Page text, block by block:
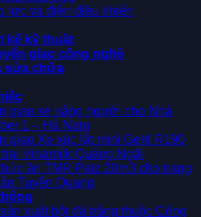
lực và điện điều khiển
kế kỹ thuật
giao công nghệ
sửa chữa
giao xe nâng người cho Nhà
1 – Hà Nam
giao Xe xúc lật mini Gehl R190
Vinamilk Quảng Ngãi
ăn TMR Patz 20m3 cho trang
Tuyên Quang
xuất bột đá trắng thuộc Công